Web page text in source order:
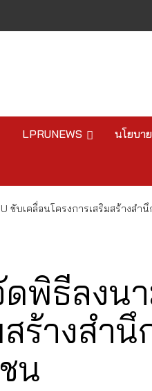
LPRUNEWS นโยบา
บเคลื่อนโครงการเสริมสร้างสำนึ
ดพิธีลงน
ร้างสำนึ
น